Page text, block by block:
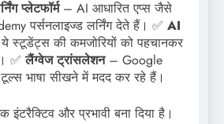
प्लेटफॉर्म– AI आधारित एप्स जैसे
पर्सनलाइज्ड लर्निंग देते हैं। ✅ AI
स्टूडेंट्स की कमजोरियों को पहचानकर
✅लैंग्वेज ट्रांसलेशन– Google
भाषा सीखने में मदद कर रहे हैं।
इंटरैक्टिव और प्रभावी बना दिया है।